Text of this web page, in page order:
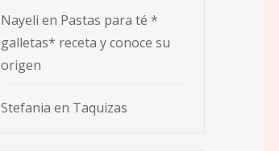
Nayeli en Pastas para té *
galletas* receta y conoce su
origen
Stefania en Taquizas